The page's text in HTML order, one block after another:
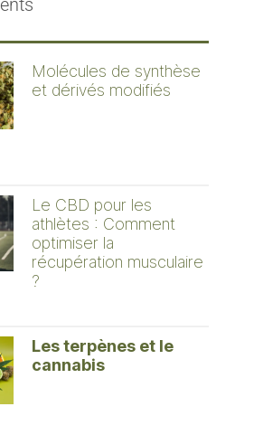
Molécules de synthèse
et dérivés modifiés
Le CBD pour les
athlètes : Comment
optimiser la
récupération musculaire
?
Les terpènes et le
cannabis